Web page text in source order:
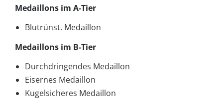
Medaillons im A-Tier
Blutrünst. Medaillon
Medaillons im B-Tier
Durchdringendes Medaillon
Eisernes Medaillon
Kugelsicheres Medaillon